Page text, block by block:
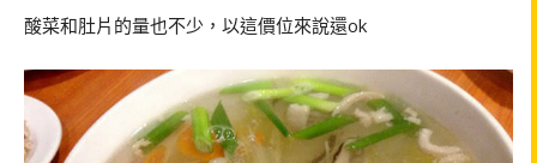
酸菜和肚片的量也不少，以這價位來說還ok